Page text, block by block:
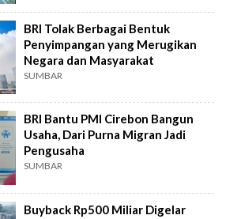
BRI Tolak Berbagai Bentuk
Penyimpangan yang Merugikan
Negara dan Masyarakat
SUMBAR
BRI Bantu PMI Cirebon Bangun
Usaha, Dari Purna Migran Jadi
Pengusaha
SUMBAR
Buyback Rp500 Miliar Digelar